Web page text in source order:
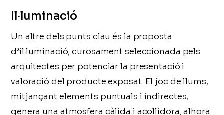
Il·luminació
Un altre dels punts clau és la proposta
d’il·luminació, curosament seleccionada pels
arquitectes per potenciar la presentació i
valoració del producte exposat. El joc de llums,
mitjançant elements puntuals i indirectes,
genera una atmosfera càlida i acollidora, alhora